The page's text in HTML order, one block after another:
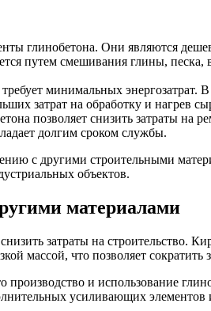
глинобетона. Они являются
путем смешивания глины,
минимальных
затрат на обработку и нагрев
позволяет снизить затраты на
долгим сроком службы.
с другими строительными
объектов.
материалами
затраты на строительство.
массой, что позволяет сократить
и использование
усиливающих элементов